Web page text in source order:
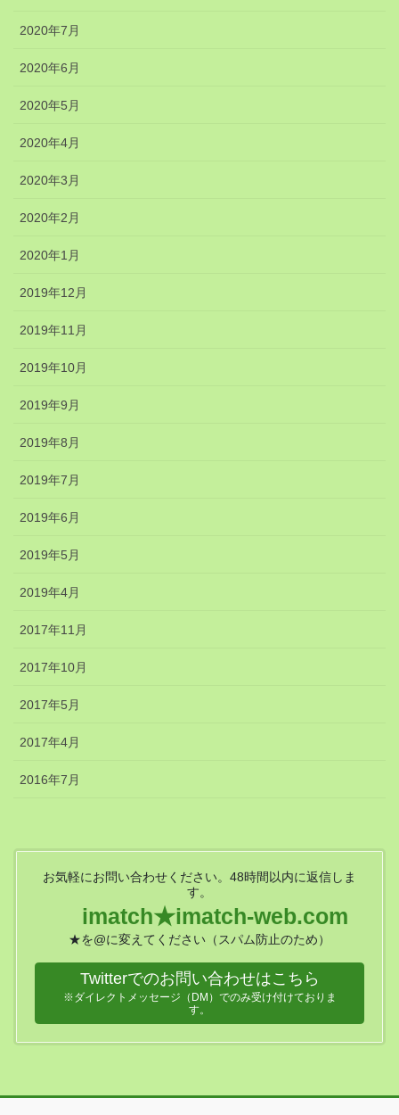
2020年7月
2020年6月
2020年5月
2020年4月
2020年3月
2020年2月
2020年1月
2019年12月
2019年11月
2019年10月
2019年9月
2019年8月
2019年7月
2019年6月
2019年5月
2019年4月
2017年11月
2017年10月
2017年5月
2017年4月
2016年7月
お気軽にお問い合わせください。48時間以内に返信しま
す。
imatch★imatch-web.com
★を@に変えてください（スパム防止のため）
Twitterでのお問い合わせはこちら
※ダイレクトメッセージ（DM）でのみ受け付けておりま
す。